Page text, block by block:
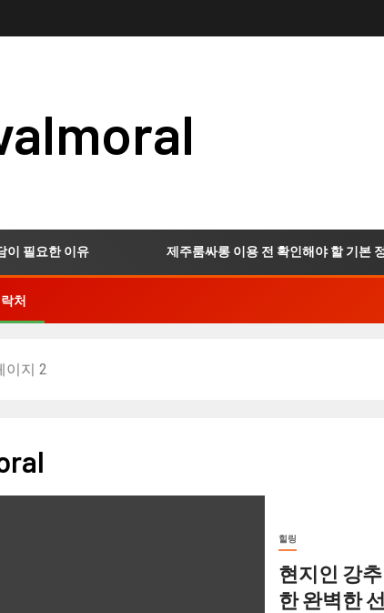
요한 이유 제주룸싸롱 이용 전 확인해야 할 기본 정보
처
이지 2
힐링
현지인 강
한 완벽한